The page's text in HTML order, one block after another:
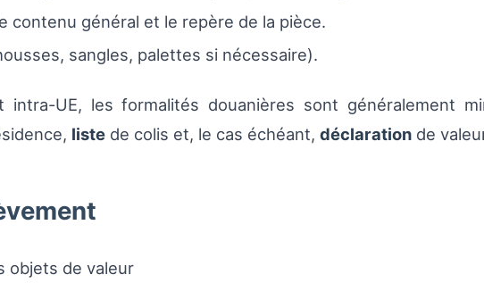
contenu général et le repère de la pièce.
sangles, palettes si nécessaire).
UE, les formalités douanières sont généralement
liste de colis et, le cas échéant, déclaration de
objets de valeur